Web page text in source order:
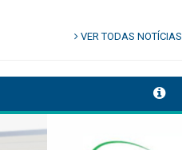
estratégico do
Tamandaré.